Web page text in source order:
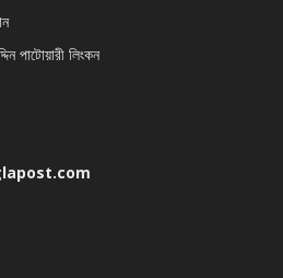
পাটোয়ারী লিংকন